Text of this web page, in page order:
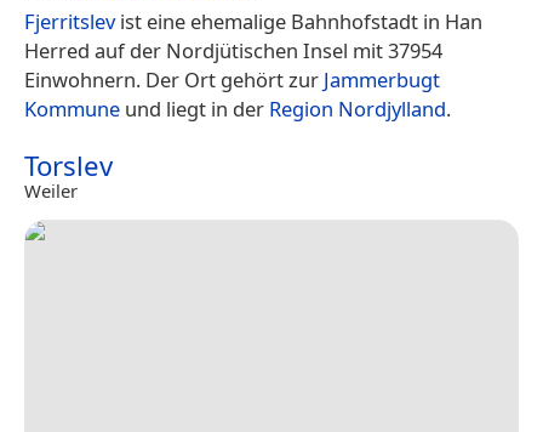
Fjerritslevist eine ehemalige Bahnhofstadt in Han
Herred auf der Nordjütischen Insel mit 37954
Einwohnern. Der Ort gehört zur Jammerbugt
Kommune und liegt in der Region Nordjylland.
Torslev
Weiler